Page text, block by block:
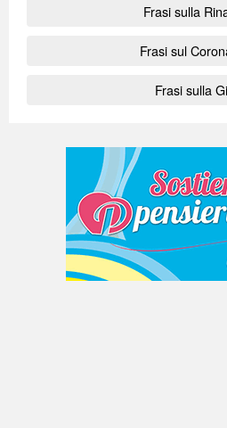
Frasi sulla
Frasi sul
Frasi sulla